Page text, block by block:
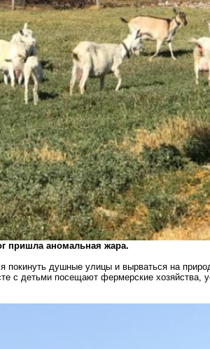
пришла аномальная жара.
покинуть душные улицы и вырваться на
с детьми посещают фермерские хозяйства,